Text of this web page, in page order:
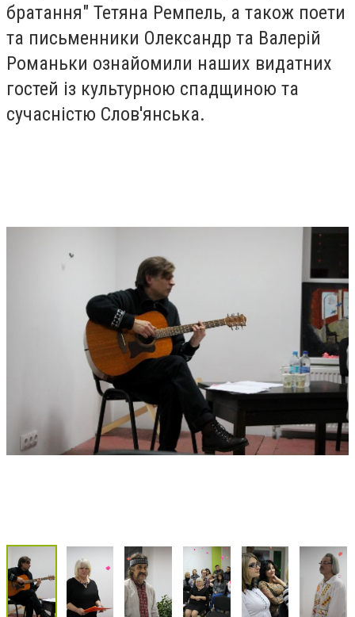
братання" Тетяна Ремпель, а також поети
та письменники Олександр та Валерій
Романьки ознайомили наших видатних
гостей із культурною спадщиною та
сучасністю Слов'янська.